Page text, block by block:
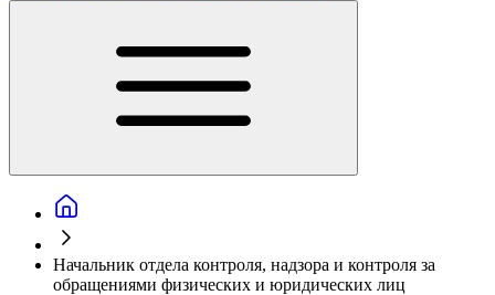
Начальник отдела контроля, надзора и контроля за
обращениями физических и юридических лиц